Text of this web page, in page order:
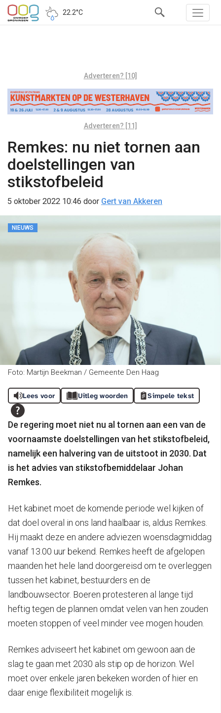
22.2°C
Adverteren? [10]
Adverteren? [11]
Remkes: nu niet tornen aan
doelstellingen van
stikstofbeleid
5 oktober 2022 10:46 door Gert van Akkeren
NIEUWS
Foto: Martijn Beekman / Gemeente Den Haag
Lees voor Uitleg woorden Simpele tekst
De regering moet niet nu al tornen aan een van de
voornaamste doelstellingen van het stikstofbeleid,
namelijk een halvering van de uitstoot in 2030. Dat
is het advies van stikstofbemiddelaar Johan
Remkes.
Het kabinet moet de komende periode wel kijken of
dat doel overal in ons land haalbaar is, aldus Remkes.
Hij maakt deze en andere adviezen woensdagmiddag
vanaf 13.00 uur bekend. Remkes heeft de afgelopen
maanden het hele land doorgereisd om te overleggen
tussen het kabinet, bestuurders en de
landbouwsector. Boeren protesteren al lange tijd
heftig tegen de plannen omdat velen van hen zouden
moeten stoppen of veel minder vee mogen houden.
Remkes adviseert het kabinet om gewoon aan de
slag te gaan met 2030 als stip op de horizon. Wel
moet over enkele jaren bekeken worden of hier en
daar enige flexibiliteit mogelijk is.